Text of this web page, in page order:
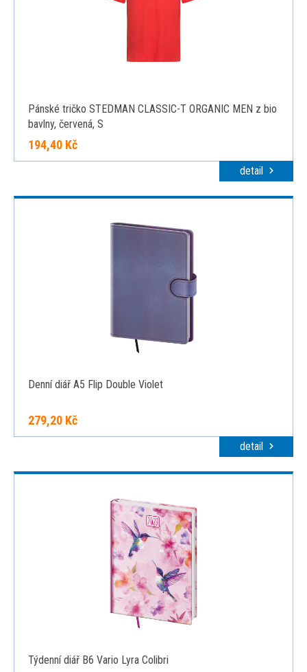
Pánské tričko STEDMAN CLASSIC-T ORGANIC MEN z bio
bavlny, červená, S
194,40 Kč
detail
Denní diář A5 Flip Double Violet
279,20 Kč
detail
Týdenní diář B6 Vario Lyra Colibri